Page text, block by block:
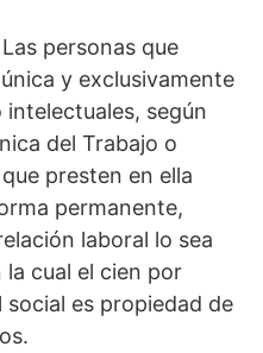
personas que
y exclusivamente
según
del Trabajo o
presten en ella
permanente,
laboral lo sea
cual el cien por
es propiedad de